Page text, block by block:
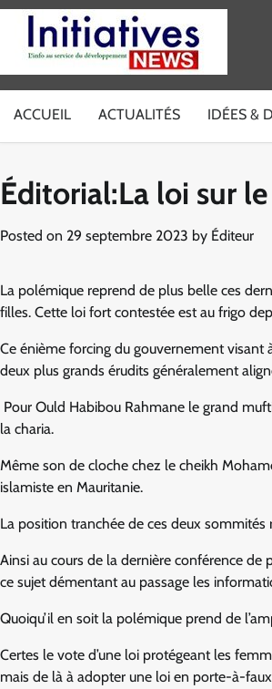
Skip
content
ACCUEIL ACTUALITÉS IDÉES &
Éditorial:La loi sur
Posted on 29 septembre 2023 by Éditeur
La polémique reprend de plus belle ces
filles. Cette loi fort contestée est au frigo
Ce énième forcing du gouvernement visant
deux plus grands érudits généralement
Pour Ould Habibou Rahmane le grand
la charia.
Même son de cloche chez le cheikh
islamiste en Mauritanie.
La position tranchée de ces deux
Ainsi au cours de la dernière conférence
ce sujet démentant au passage les
Quoiqu’il en soit la polémique prend de
Certes le vote d’une loi protégeant les
mais de là à adopter une loi en porte-à-